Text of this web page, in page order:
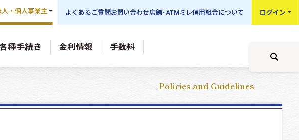
人・個人事業主 よくあるご質問 お問い合わせ店舗･ATM ミレ信用組合について ログイン
各種手続き 金利情報 手数料
Policies and Guidelines